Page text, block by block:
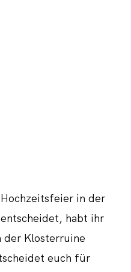
in der
habt ihr
der Klosterruine
euch für